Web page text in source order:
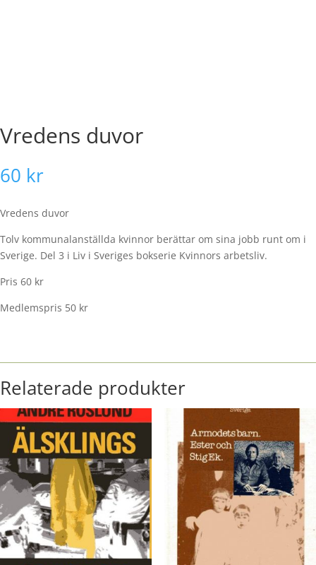
Vredens duvor
60 kr
Vredens duvor
Tolv kommunalanställda kvinnor berättar om sina jobb runt om i
Sverige. Del 3 i Liv i Sveriges bokserie Kvinnors arbetsliv.
Pris 60 kr
Medlemspris 50 kr
Relaterade produkter